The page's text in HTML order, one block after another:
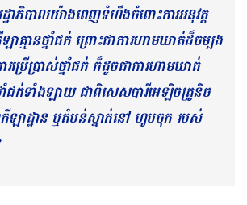
ដ្ឋាភិបាលយ៉ាងពេញទំហឹងចំពោះការអនុវត្ត
មានថ្នាំជក់ ព្រោះជាការហាមឃាត់ដ៏ចម្បង
ប្រើប្រាស់ថ្នាំជក់ ក៏ដូចជាការហាមឃាត់
ក់ទាំងឡាយ ជាពិសេសបារីអេឡិចត្រូនិច
ឡាដ្ឋាន ឬតំបន់ស្នាក់នៅ ហូបចុក របស់